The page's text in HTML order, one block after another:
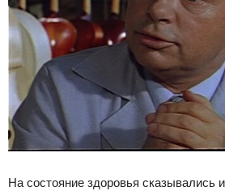
На состояние здоровья